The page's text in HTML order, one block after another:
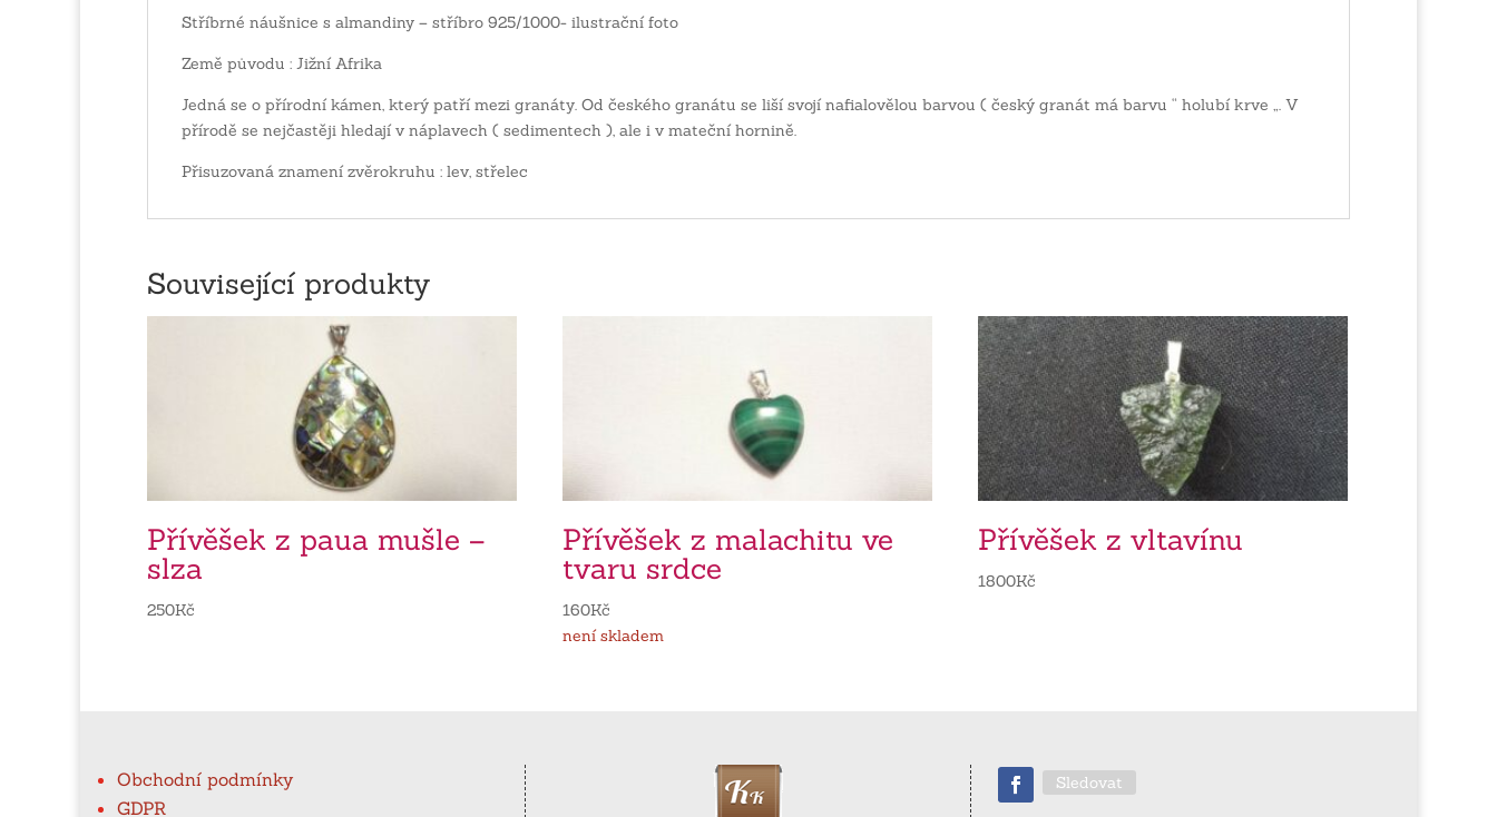
Stříbrné náušnice s almandiny – stříbro 925/1000- ilustrační foto
Země původu : Jižní Afrika
Jedná se o přírodní kámen, který patří mezi granáty. Od českého granátu se liší svojí nafialovělou barvou ( český granát má barvu “ holubí krve „. V
přírodě se nejčastěji hledají v náplavech ( sedimentech ), ale i v mateční hornině.
Přisuzovaná znamení zvěrokruhu : lev, střelec
Související produkty
Přívěšek z paua mušle –
slza
250Kč
Přívěšek z malachitu ve
tvaru srdce
160Kč
není skladem
Přívěšek z vltavínu
1800Kč
Obchodní podmínky
GDPR
Sledovat